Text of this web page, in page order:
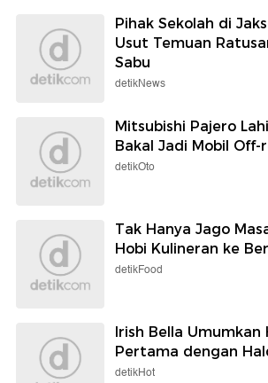
Pihak Sekolah di
Usut Temuan
Sabu
detikNews
Mitsubishi Pajero
Bakal Jadi Mobil Off-
detikOto
Tak Hanya Jago
Hobi Kulineran ke
detikFood
Irish Bella Umumkan
Pertama dengan
detikHot